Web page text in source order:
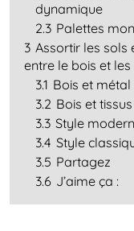
dynamique
2.3 Palettes
3 Assortir les sols
entre le bois et
3.1 Bois et
3.2 Bois et
3.3 Style
3.4 Style
3.5 Partagez
3.6 J’aime ça :